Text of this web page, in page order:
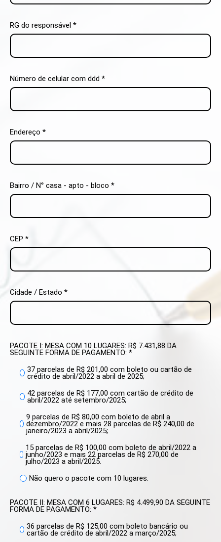
RG do responsável *
Número de celular com ddd *
Endereço *
Bairro / N° casa - apto - bloco *
CEP *
Cidade / Estado *
PACOTE I: MESA COM 10 LUGARES: R$ 7.431,88 DA
SEGUINTE FORMA DE PAGAMENTO: *
37 parcelas de R$ 201,00 com boleto ou cartão de
crédito de abril/2022 a abril de 2025;
42 parcelas de R$ 177,00 com cartão de crédito de
abril/2022 até setembro/2025;
9 parcelas de R$ 80,00 com boleto de abril a
dezembro/2022 e mais 28 parcelas de R$ 240,00 de
janeiro/2023 a abril/2025;
15 parcelas de R$ 100,00 com boleto de abril/2022 a
junho/2023 e mais 22 parcelas de R$ 270,00 de
julho/2023 a abril/2025.
Não quero o pacote com 10 lugares.
PACOTE II: MESA COM 6 LUGARES: R$ 4.499,90 DA SEGUINTE
FORMA DE PAGAMENTO: *
36 parcelas de R$ 125,00 com boleto bancário ou
cartão de crédito de abril/2022 a março/2025;